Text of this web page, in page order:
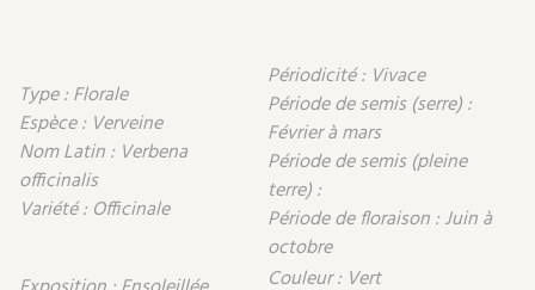
Entretien de la maison
Décoration et petit bricolage
Mieux consommer
Type : Florale
Espèce : Verveine
Nom Latin : Verbena
officinalis
Variété : Officinale
Périodicité : Vivace
Période de semis (serre) :
Février à mars
Période de semis (pleine
terre) :
Période de floraison : Juin à
octobre
Couleur : Vert